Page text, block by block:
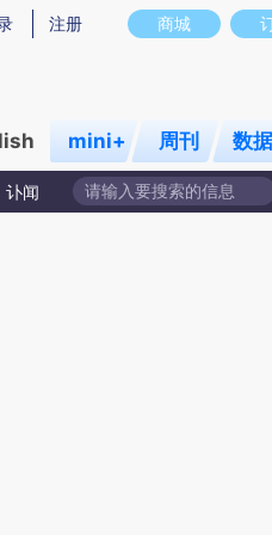
意图存在偏差。不代表财新观点和立
商城
注册
mini+ 周刊 数
讣闻